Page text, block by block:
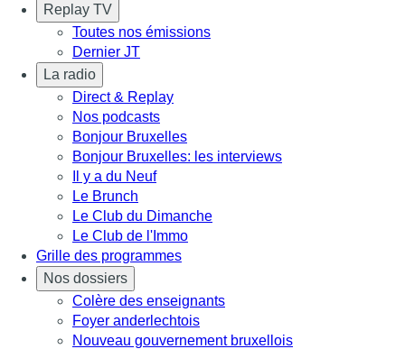
Replay TV
Toutes nos émissions
Dernier JT
La radio
Direct & Replay
Nos podcasts
Bonjour Bruxelles
Bonjour Bruxelles: les interviews
Il y a du Neuf
Le Brunch
Le Club du Dimanche
Le Club de l'Immo
Grille des programmes
Nos dossiers
Colère des enseignants
Foyer anderlechtois
Nouveau gouvernement bruxellois